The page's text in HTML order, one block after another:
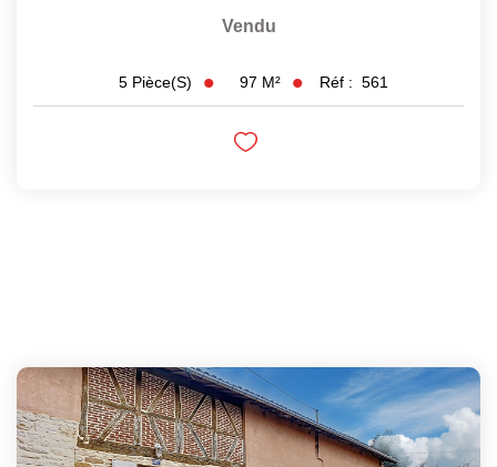
Vendu
5 Pièce(s) 97 M² Réf : 561